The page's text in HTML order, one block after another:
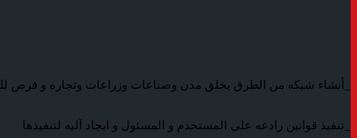
_أنشاء شبكه من الطرق يخلق مدن وصناعات وزراعات وتجاره و فرص
_تنفيذ قوانين رادعه على المستخدم و المسئول و ايجاد آليه لتنفيذها